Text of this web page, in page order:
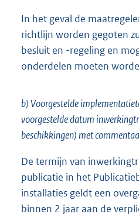
In het geval de
richtlijn worden gegoten
besluit en -regeling en
onderdelen moeten
b) Voorgestelde
voorgestelde datum
beschikkingen) met
De termijn van
publicatie in het
installaties geldt een
binnen 2 jaar aan de